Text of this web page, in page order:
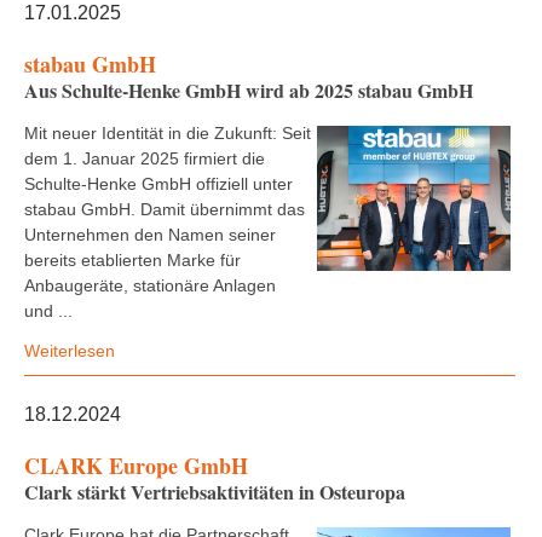
17.01.2025
stabau GmbH
Aus Schulte-Henke GmbH wird ab 2025 stabau GmbH
Mit neuer Identität in die Zukunft: Seit
dem 1. Januar 2025 firmiert die
Schulte-Henke GmbH offiziell unter
stabau GmbH. Damit übernimmt das
Unternehmen den Namen seiner
bereits etablierten Marke für
Anbaugeräte, stationäre Anlagen
und ...
Weiterlesen
18.12.2024
CLARK Europe GmbH
Clark stärkt Vertriebsaktivitäten in Osteuropa